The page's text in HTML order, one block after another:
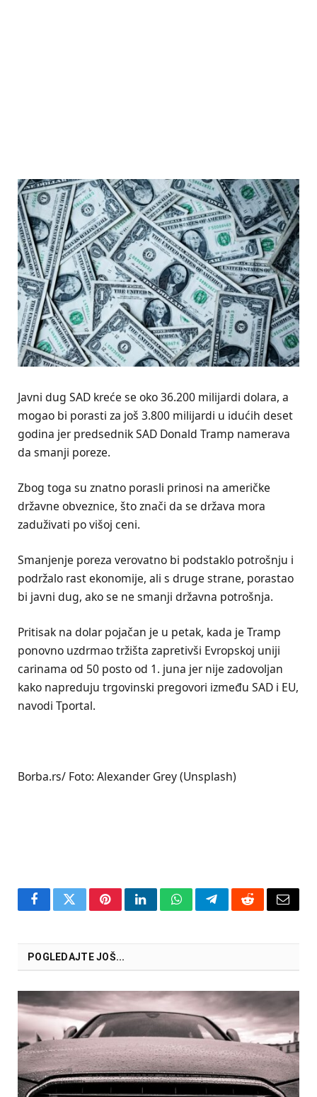
Javni dug SAD kreće se oko 36.200 milijardi dolara, a
mogao bi porasti za još 3.800 milijardi u idućih deset
godina jer predsednik SAD Donald Tramp namerava
da smanji poreze.
Zbog toga su znatno porasli prinosi na američke
državne obveznice, što znači da se država mora
zaduživati po višoj ceni.
Smanjenje poreza verovatno bi podstaklo potrošnju i
podržalo rast ekonomije, ali s druge strane, porastao
bi javni dug, ako se ne smanji državna potrošnja.
Pritisak na dolar pojačan je u petak, kada je Tramp
ponovno uzdrmao tržišta zapretivši Evropskoj uniji
carinama od 50 posto od 1. juna jer nije zadovoljan
kako napreduju trgovinski pregovori između SAD i EU,
navodi Tportal.
Borba.rs/ Foto: Alexander Grey (Unsplash)
FacebookTwitterPinterestLinkedInWhatsAppTelegramRedditEmail
POGLEDAJTE JOŠ...